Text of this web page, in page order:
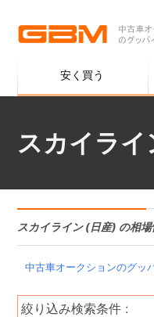
安く買う
スカイラ
スカイライン (日産) の相
中古車オークションのグッ
絞り込み検索条件 :